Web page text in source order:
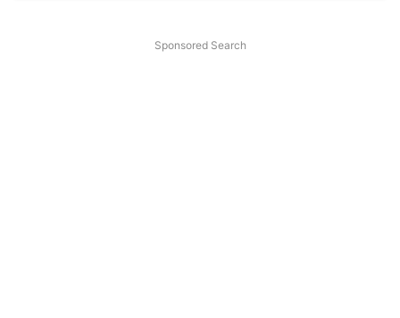
Sponsored Search